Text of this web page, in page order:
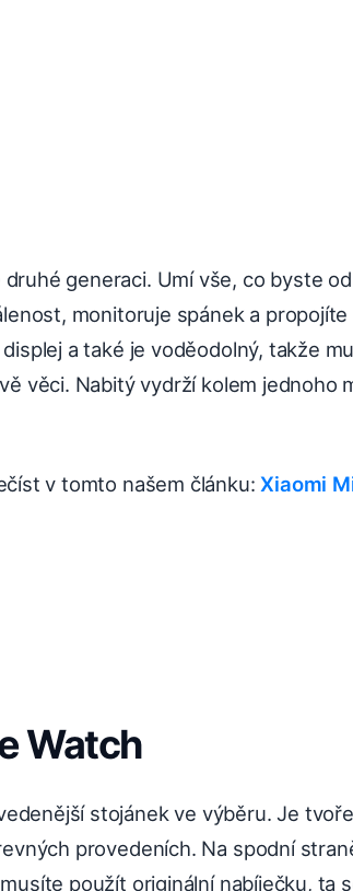
generaci. Umí vše, co byste
monitoruje spánek a
a také je voděodolný, takže
věci. Nabitý vydrží kolem jednoho
v tomto našem článku:Xiaomi
Watch
stojánek ve výběru. Je
provedeních. Na spodní
použít originální nabíječku, ta